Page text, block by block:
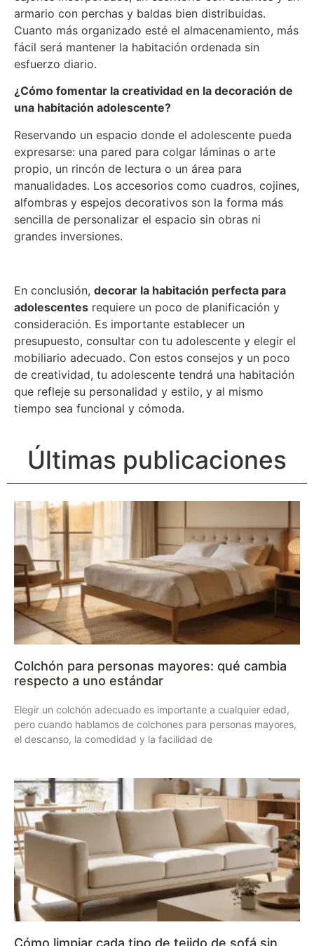
armario con perchas y baldas bien distribuidas.
Cuanto más organizado esté el almacenamiento, más
fácil será mantener la habitación ordenada sin
esfuerzo diario.
¿Cómo fomentar la creatividad en la decoración de
una habitación adolescente?
Reservando un espacio donde el adolescente pueda
expresarse: una pared para colgar láminas o arte
propio, un rincón de lectura o un área para
manualidades. Los accesorios como cuadros, cojines,
alfombras y espejos decorativos son la forma más
sencilla de personalizar el espacio sin obras ni
grandes inversiones.
En conclusión, decorar la habitación perfecta para
adolescentes requiere un poco de planificación y
consideración. Es importante establecer un
presupuesto, consultar con tu adolescente y elegir el
mobiliario adecuado. Con estos consejos y un poco
de creatividad, tu adolescente tendrá una habitación
que refleje su personalidad y estilo, y al mismo
tiempo sea funcional y cómoda.
Últimas publicaciones
Colchón para personas mayores: qué cambia
respecto a uno estándar
Elegir un colchón adecuado es importante a cualquier edad,
pero cuando hablamos de colchones para personas mayores,
el descanso, la comodidad y la facilidad de
Cómo limpiar cada tipo de tejido de sofá sin